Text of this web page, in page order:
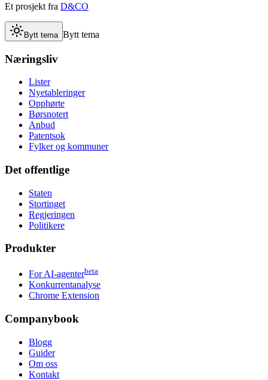
Et prosjekt fra D&CO
Bytt tema Bytt tema
Næringsliv
Lister
Nyetableringer
Opphørte
Børsnotert
Anbud
Patentsok
Fylker og kommuner
Det offentlige
Staten
Stortinget
Regjeringen
Politikere
Produkter
For AI-agenterbeta
Konkurrentanalyse
Chrome Extension
Companybook
Blogg
Guider
Om oss
Kontakt